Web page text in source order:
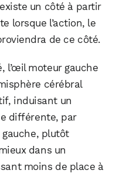
un côté à partir
lorsque l’action, le
de ce côté.
l’œil moteur gauche
cérébral
induisant un
différente, par
gauche, plutôt
dans un
moins de place à